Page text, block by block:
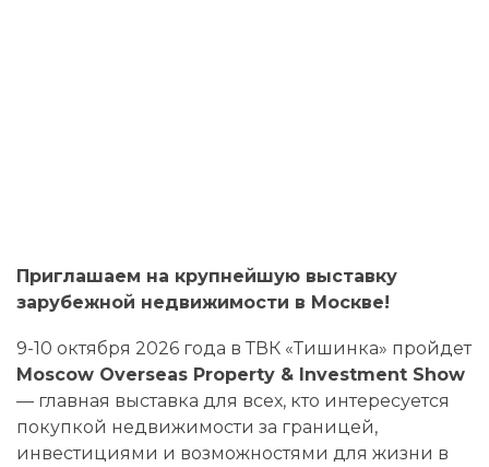
Приглашаем на крупнейшую выставку
зарубежной недвижимости в Москве!
9-10 октября 2026 года в ТВК «Тишинка» пройдет
Moscow Overseas Property & Investment Show
— главная выставка для всех, кто интересуется
покупкой недвижимости за границей,
инвестициями и возможностями для жизни в